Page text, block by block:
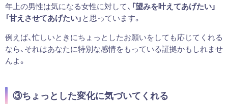
年上の男性は気になる女性に対して、 「望みを叶えてあげたい」
「甘えさせてあげたい」と思っています。
例えば、忙しいときにちょっとしたお願いをしても応じてくれる
なら、それはあなたに特別な感情をもっている証拠かもしれませ
んよ。
③ちょっとした変化に気づいてくれる